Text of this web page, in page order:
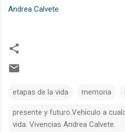
Andrea Calvete
etapas de la vida memoria
presente y futuro.Vehículo a
vida. Vivencias Andrea Calvete.